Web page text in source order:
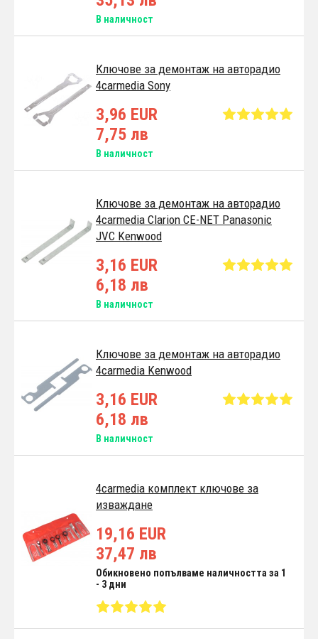
В наличност
Ключове за демонтаж на авторадио
4carmedia Sony
3,96 EUR
7,75 лв
В наличност
Ключове за демонтаж на авторадио
4carmedia Clarion CE-NET Panasonic
JVC Kenwood
3,16 EUR
6,18 лв
В наличност
Ключове за демонтаж на авторадио
4carmedia Kenwood
3,16 EUR
6,18 лв
В наличност
4carmedia комплект ключове за
изваждане
19,16 EUR
37,47 лв
Обикновено попълваме наличността за 1
- 3 дни